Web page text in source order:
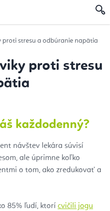
proti stresu a odbúranie napätia
proti stresu
každodenný?
návštev lekára súvisí
ale úprimne koľko
o tom, ako zredukovať a
85% ľudí, ktorí cvičili jogu